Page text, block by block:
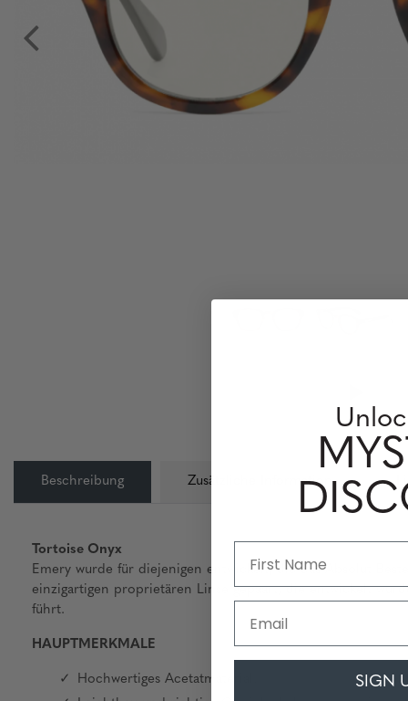
Beschreibung Zusätzliche Information
Tortoise Onyx
Emery wurde für diejenigen entwickelt, die das Absolut
einzigartigen proprietären Linse gepaart, die entwickelt
führt.
HAUPTMERKMALE
Hochwertiges Acetatmaterial.
SIGN